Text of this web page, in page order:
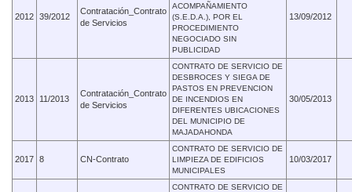
2012 39/2012
Contratación_Contrato
de Servicios
ACOMPAÑAMIENTO
(S.E.D.A.), POR EL
PROCEDIMIENTO
NEGOCIADO SIN
PUBLICIDAD
13/09/2012
2013 11/2013
Contratación_Contrato
de Servicios
CONTRATO DE SERVICIO DE
DESBROCES Y SIEGA DE
PASTOS EN PREVENCION
DE INCENDIOS EN
DIFERENTES UBICACIONES
DEL MUNICIPIO DE
MAJADAHONDA
30/05/2013
2017 8 CN-Contrato
CONTRATO DE SERVICIO DE
LIMPIEZA DE EDIFICIOS
MUNICIPALES
10/03/2017
CONTRATO DE SERVICIO DE